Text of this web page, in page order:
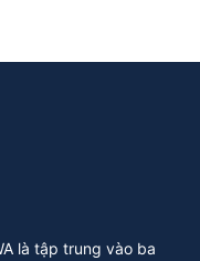
là tập trung vào ba